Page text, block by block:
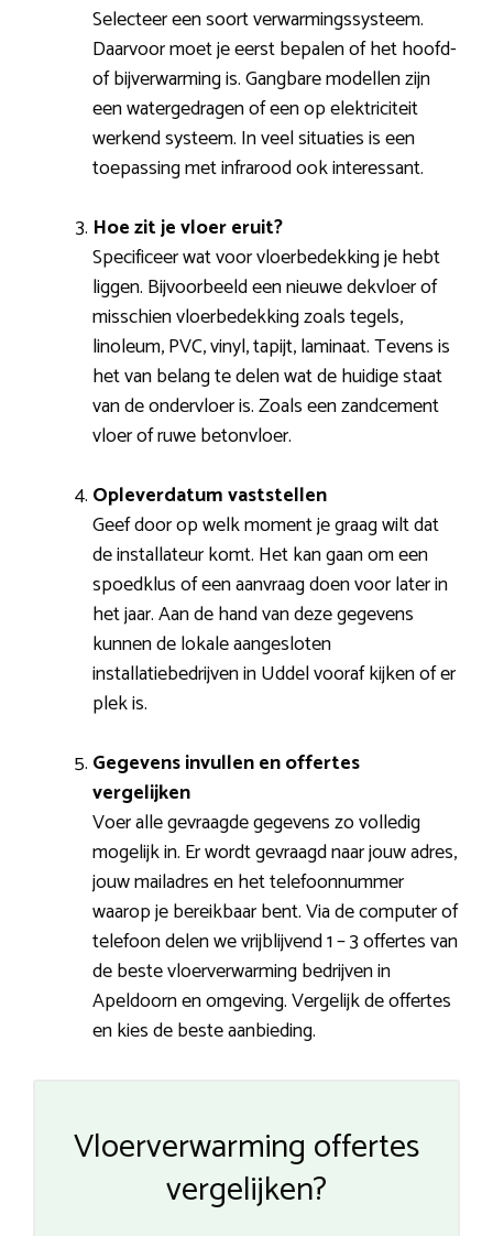
Selecteer een soort verwarmingssysteem.
Daarvoor moet je eerst bepalen of het hoofd-
of bijverwarming is. Gangbare modellen zijn
een watergedragen of een op elektriciteit
werkend systeem. In veel situaties is een
toepassing met infrarood ook interessant.
Hoe zit je vloer eruit?
Specificeer wat voor vloerbedekking je hebt
liggen. Bijvoorbeeld een nieuwe dekvloer of
misschien vloerbedekking zoals tegels,
linoleum, PVC, vinyl, tapijt, laminaat. Tevens is
het van belang te delen wat de huidige staat
van de ondervloer is. Zoals een zandcement
vloer of ruwe betonvloer.
Opleverdatum vaststellen
Geef door op welk moment je graag wilt dat
de installateur komt. Het kan gaan om een
spoedklus of een aanvraag doen voor later in
het jaar. Aan de hand van deze gegevens
kunnen de lokale aangesloten
installatiebedrijven in Uddel vooraf kijken of er
plek is.
Gegevens invullen en offertes
vergelijken
Voer alle gevraagde gegevens zo volledig
mogelijk in. Er wordt gevraagd naar jouw adres,
jouw mailadres en het telefoonnummer
waarop je bereikbaar bent. Via de computer of
telefoon delen we vrijblijvend 1 – 3 offertes van
de beste vloerverwarming bedrijven in
Apeldoorn en omgeving. Vergelijk de offertes
en kies de beste aanbieding.
Vloerverwarming offertes
vergelijken?